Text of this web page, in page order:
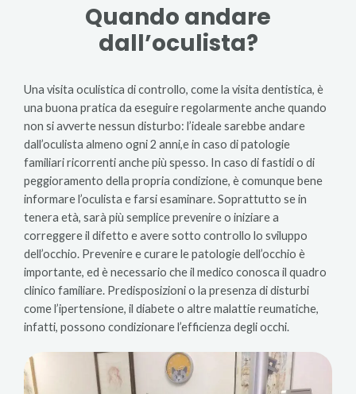
Quando andare
dall’oculista?
Una visita oculistica di controllo, come la visita dentistica, è
una buona pratica da eseguire regolarmente anche quando
non si avverte nessun disturbo: l’ideale sarebbe andare
dall’oculista almeno ogni 2 anni,e in caso di patologie
familiari ricorrenti anche più spesso. In caso di fastidi o di
peggioramento della propria condizione, è comunque bene
informare l’oculista e farsi esaminare. Soprattutto se in
tenera età, sarà più semplice prevenire o iniziare a
correggere il difetto e avere sotto controllo lo sviluppo
dell’occhio. Prevenire e curare le patologie dell’occhio è
importante, ed è necessario che il medico conosca il quadro
clinico familiare. Predisposizioni o la presenza di disturbi
come l’ipertensione, il diabete o altre malattie reumatiche,
infatti, possono condizionare l’efficienza degli occhi.